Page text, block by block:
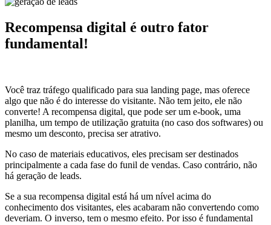
Recompensa digital é outro fator
fundamental!
Você traz tráfego qualificado para sua landing page, mas oferece
algo que não é do interesse do visitante. Não tem jeito, ele não
converte! A recompensa digital, que pode ser um e-book, uma
planilha, um tempo de utilização gratuita (no caso dos softwares) ou
mesmo um desconto, precisa ser atrativo.
No caso de materiais educativos, eles precisam ser destinados
principalmente a cada fase do funil de vendas. Caso contrário, não
há geração de leads.
Se a sua recompensa digital está há um nível acima do
conhecimento dos visitantes, eles acabaram não convertendo como
deveriam. O inverso, tem o mesmo efeito. Por isso é fundamental